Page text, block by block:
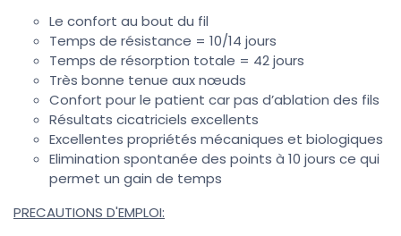
Le confort au bout du fil
Temps de résistance = 10/14 jours
Temps de résorption totale = 42 jours
Très bonne tenue aux nœuds
Confort pour le patient car pas d’ablation des fils
Résultats cicatriciels excellents
Excellentes propriétés mécaniques et biologiques
Elimination spontanée des points à 10 jours ce qui
permet un gain de temps
PRECAUTIONS D'EMPLOI: